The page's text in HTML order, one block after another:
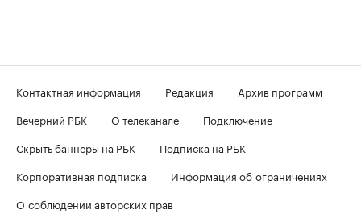
Контактная информация Редакция
Архив программ
Вечерний РБК
О телеканале
Подключение
Скрыть баннеры на РБК
Подписка на РБК
Корпоративная подписка
Информация об ограничениях
О соблюдении авторских прав